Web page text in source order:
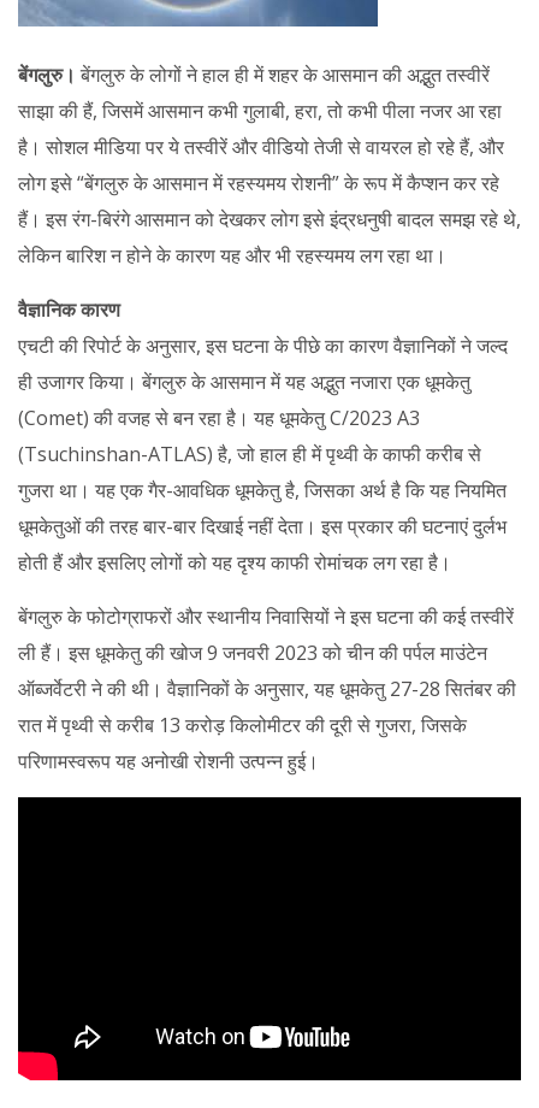
बेंगलुरु। बेंगलुरु के लोगों ने हाल ही में शहर के आसमान की अद्भुत तस्वीरें
साझा की हैं, जिसमें आसमान कभी गुलाबी, हरा, तो कभी पीला नजर आ रहा
है। सोशल मीडिया पर ये तस्वीरें और वीडियो तेजी से वायरल हो रहे हैं, और
लोग इसे “बेंगलुरु के आसमान में रहस्यमय रोशनी” के रूप में कैप्शन कर रहे
हैं। इस रंग-बिरंगे आसमान को देखकर लोग इसे इंद्रधनुषी बादल समझ रहे थे,
लेकिन बारिश न होने के कारण यह और भी रहस्यमय लग रहा था।
वैज्ञानिक कारण
एचटी की रिपोर्ट के अनुसार, इस घटना के पीछे का कारण वैज्ञानिकों ने जल्द
ही उजागर किया। बेंगलुरु के आसमान में यह अद्भुत नजारा एक धूमकेतु
(Comet) की वजह से बन रहा है। यह धूमकेतु C/2023 A3
(Tsuchinshan-ATLAS) है, जो हाल ही में पृथ्वी के काफी करीब से
गुजरा था। यह एक गैर-आवधिक धूमकेतु है, जिसका अर्थ है कि यह नियमित
धूमकेतुओं की तरह बार-बार दिखाई नहीं देता। इस प्रकार की घटनाएं दुर्लभ
होती हैं और इसलिए लोगों को यह दृश्य काफी रोमांचक लग रहा है।
बेंगलुरु के फोटोग्राफरों और स्थानीय निवासियों ने इस घटना की कई तस्वीरें
ली हैं। इस धूमकेतु की खोज 9 जनवरी 2023 को चीन की पर्पल माउंटेन
ऑब्जर्वेटरी ने की थी। वैज्ञानिकों के अनुसार, यह धूमकेतु 27-28 सितंबर की
रात में पृथ्वी से करीब 13 करोड़ किलोमीटर की दूरी से गुजरा, जिसके
परिणामस्वरूप यह अनोखी रोशनी उत्पन्न हुई।